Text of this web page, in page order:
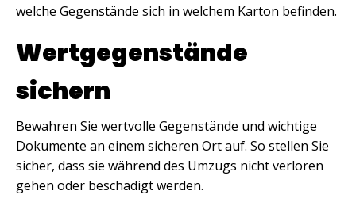
welche Gegenstände sich in welchem Karton befinden.
Wertgegenstände
sichern
Bewahren Sie wertvolle Gegenstände und wichtige
Dokumente an einem sicheren Ort auf. So stellen Sie
sicher, dass sie während des Umzugs nicht verloren
gehen oder beschädigt werden.